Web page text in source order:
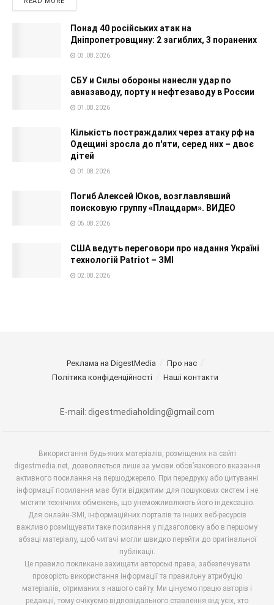
Понад 40 російських атак на
Дніпропетровщину: 2 загиблих, 3 поранених
03.08.2026
СБУ и Силы обороны нанесли удар по
авиазаводу, порту и нефтезаводу в России
01.08.2026
Кількість постраждалих через атаку рф на
Одещині зросла до п'яти, серед них – двоє
дітей
01.08.2026
Погиб Алексей Юков, возглавлявший
поисковую группу «Плацдарм». ВИДЕО
05.08.2026
США ведуть переговори про надання Україні
технологій Patriot – ЗМІ
02.08.2026
Реклама на DigestMedia
Про нас
Політика конфіденційності
Наші контакти
E-mail: digestmediaholding@gmail.com
Використання будь-яких матеріалів, розміщених на сайті
digestmedia.net, дозволяється лише за умови обов’язкового вказання
активного посилання на першоджерело. При передруку або цитуванні
інформації посилання має бути відкритим для пошукових систем і не
містити технічних обмежень, що унеможливлюють його індексацію.
Для онлайн-ЗМІ, інформаційних порталів та інших веб-ресурсів
важливо розміщувати таке посилання у підзаголовку або в першому
абзаці матеріалу, щоб читачі могли швидко перейти до оригінальної
публікації.
Це правило покликане захищати авторські права, забезпечувати
прозорість використання інформації та правильну атрибуцію
матеріалів, отриманих з нашого сайту. Ми цінуємо працю авторів і
редакції, тому очікуємо відповідального ставлення від усіх, хто